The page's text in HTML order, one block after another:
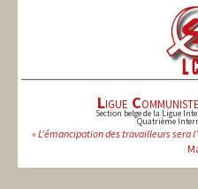
Ligue C
Section belge de la Ligue
Quatrième
« L'émancipation des travailleurs